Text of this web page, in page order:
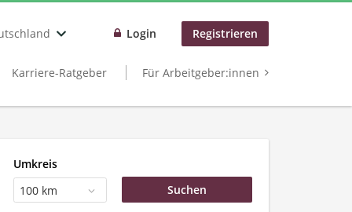
Login Registrieren
Karriere-Ratgeber Für Arbeitgeber:innen
Umkreis
100 km